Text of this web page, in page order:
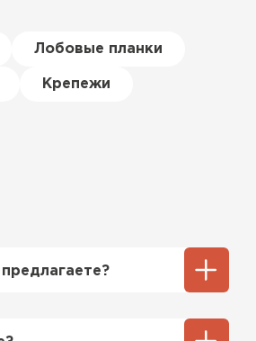
Лобовые планки
Крепежи
битумные